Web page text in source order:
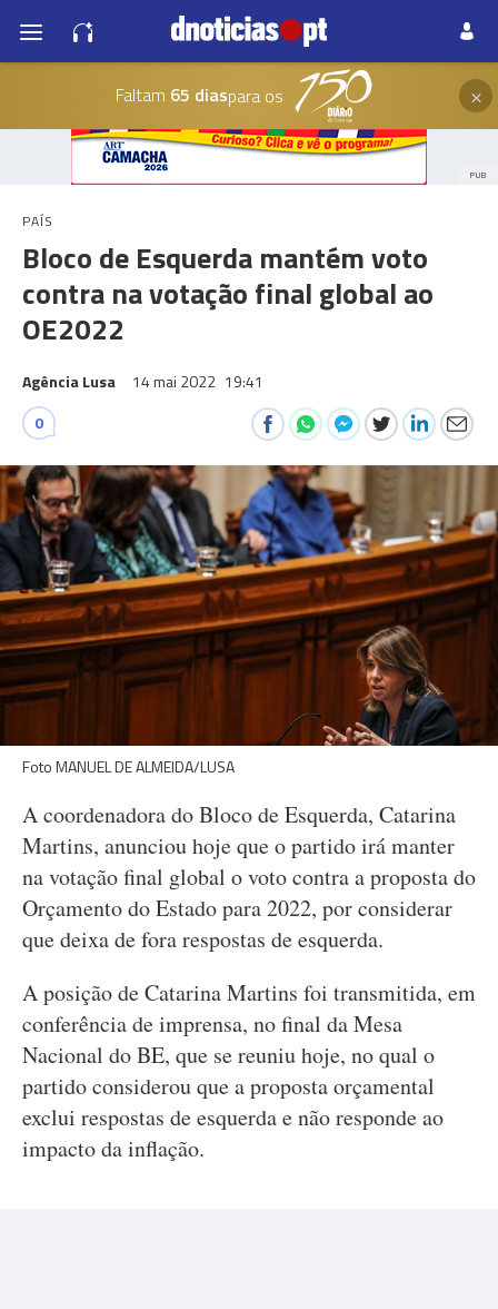
Faltam 65 diaspara os ×
PUB
PAÍS
Bloco de Esquerda mantém voto
contra na votação final global ao
OE2022
Agência Lusa 14 mai 2022 19:41
0
Foto MANUEL DE ALMEIDA/LUSA
A coordenadora do Bloco de Esquerda, Catarina
Martins, anunciou hoje que o partido irá manter
na votação final global o voto contra a proposta do
Orçamento do Estado para 2022, por considerar
que deixa de fora respostas de esquerda.
A posição de Catarina Martins foi transmitida, em
conferência de imprensa, no final da Mesa
Nacional do BE, que se reuniu hoje, no qual o
partido considerou que a proposta orçamental
exclui respostas de esquerda e não responde ao
impacto da inflação.